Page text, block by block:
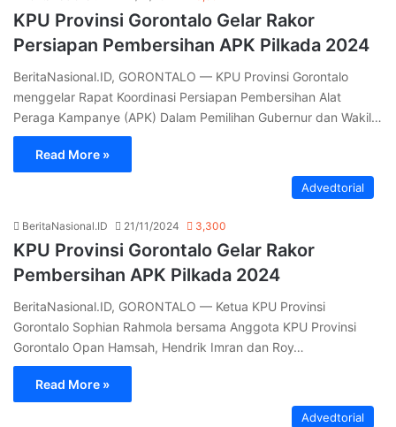
KPU Provinsi Gorontalo Gelar Rakor
Persiapan Pembersihan APK Pilkada 2024
BeritaNasional.ID, GORONTALO — KPU Provinsi Gorontalo
menggelar Rapat Koordinasi Persiapan Pembersihan Alat
Peraga Kampanye (APK) Dalam Pemilihan Gubernur dan Wakil…
Read More »
Advedtorial
BeritaNasional.ID 21/11/2024 3,300
KPU Provinsi Gorontalo Gelar Rakor
Pembersihan APK Pilkada 2024
BeritaNasional.ID, GORONTALO — Ketua KPU Provinsi
Gorontalo Sophian Rahmola bersama Anggota KPU Provinsi
Gorontalo Opan Hamsah, Hendrik Imran dan Roy…
Read More »
Advedtorial